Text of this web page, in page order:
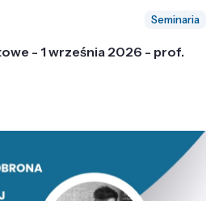
Seminaria
- 1 września 2026 - prof.